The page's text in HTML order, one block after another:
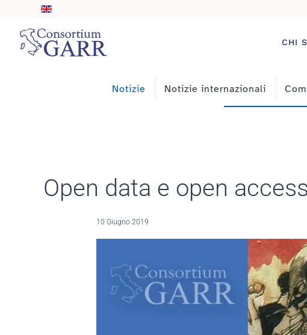
Skip to main content
CHI
Notizie Notizie internazionali
Open data e open
10 Giugno 2019